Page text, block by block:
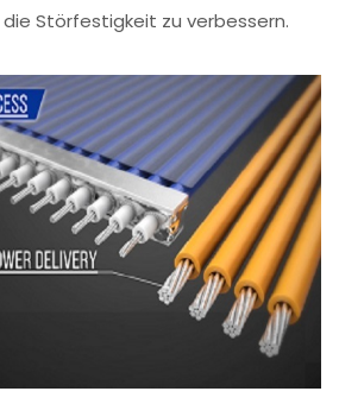
Störfestigkeit zu verbessern.